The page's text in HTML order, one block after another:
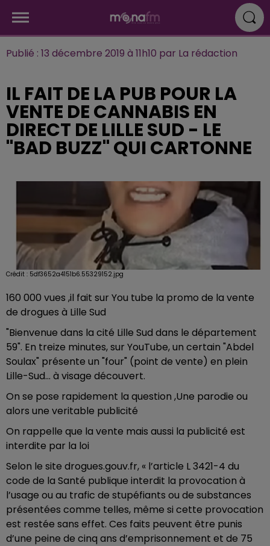
Publié : 13 décembre 2019 à 11h10 par La rédaction
IL FAIT DE LA PUB POUR LA
VENTE DE CANNABIS EN
DIRECT DE LILLE SUD - LE
"BAD BUZZ" QUI CARTONNE
Crédit : 5df3652a4151b6.55329152.jpg
160 000 vues ,il fait sur You tube la promo de la vente
de drogues à Lille Sud
"Bienvenue dans la cité Lille Sud dans le département
59". En treize minutes, sur YouTube, un certain "Abdel
Soulax" présente un "four" (point de vente) en plein
Lille-Sud... à visage découvert.
On se pose rapidement la question ,Une parodie ou
alors une veritable publicité
On rappelle que la vente mais aussi la publicité est
interdite par la loi
Selon le site drogues.gouv.fr, « l’article L 3421-4 du
code de la Santé publique interdit la provocation à
l’usage ou au trafic de stupéfiants ou de substances
présentées comme telles, même si cette provocation
est restée sans effet. Ces faits peuvent être punis
d’une peine de cinq ans d’emprisonnement et de 75